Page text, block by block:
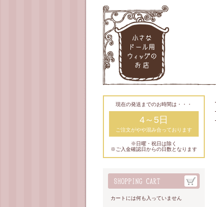
現在の発送までのお時間は・・・
4～5日
ご注文がやや混み合っております
※日曜・祝日は除く
※ご入金確認日からの日数となります
カートには何も入っていません